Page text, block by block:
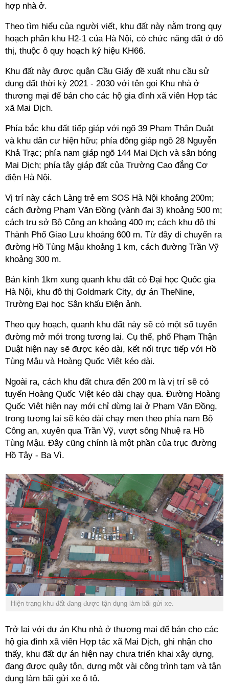
hợp nhà ở.
Theo tìm hiểu của người viết, khu đất này nằm trong quy
hoạch phân khu H2-1 của Hà Nội, có chức năng đất ở đô
thị, thuộc ô quy hoạch ký hiệu KH66.
Khu đất này được quận Cầu Giấy đề xuất nhu cầu sử
dụng đất thời kỳ 2021 - 2030 với tên gọi Khu nhà ở
thương mại để bán cho các hộ gia đình xã viên Hợp tác
xã Mai Dịch.
Phía bắc khu đất tiếp giáp với ngõ 39 Phạm Thận Duật
và khu dân cư hiện hữu; phía đông giáp ngõ 28 Nguyễn
Khả Trạc; phía nam giáp ngõ 144 Mai Dịch và sân bóng
Mai Dịch; phía tây giáp đất của Trường Cao đẳng Cơ
điện Hà Nội.
Vị trí này cách Làng trẻ em SOS Hà Nội khoảng 200m;
cách đường Phạm Văn Đồng (vành đai 3) khoảng 500 m;
cách trụ sở Bộ Công an khoảng 400 m; cách khu đô thị
Thành Phố Giao Lưu khoảng 600 m. Từ đây di chuyển ra
đường Hồ Tùng Mậu khoảng 1 km, cách đường Trần Vỹ
khoảng 300 m.
Bán kính 1km xung quanh khu đất có Đại học Quốc gia
Hà Nội, khu đô thị Goldmark City, dự án TheNine,
Trường Đại học Sân khấu Điện ảnh.
Theo quy hoạch, quanh khu đất này sẽ có một số tuyến
đường mở mới trong tương lai. Cụ thể, phố Phạm Thận
Duật hiện nay sẽ được kéo dài, kết nối trực tiếp với Hồ
Tùng Mậu và Hoàng Quốc Việt kéo dài.
Ngoài ra, cách khu đất chưa đến 200 m là vị trí sẽ có
tuyến Hoàng Quốc Việt kéo dài chạy qua. Đường Hoàng
Quốc Việt hiện nay mới chỉ dừng lại ở Phạm Văn Đồng,
trong tương lai sẽ kéo dài chạy men theo phía nam Bộ
Công an, xuyên qua Trần Vỹ, vượt sông Nhuệ ra Hồ
Tùng Mậu. Đây cũng chính là một phần của trục đường
Hồ Tây - Ba Vì.
Hiện trạng khu đất đang được tận dụng làm bãi gửi xe.
Trở lại với dự án Khu nhà ở thương mại để bán cho các
hộ gia đình xã viên Hợp tác xã Mai Dịch, ghi nhận cho
thấy, khu đất dự án hiện nay chưa triển khai xây dựng,
đang được quây tôn, dựng một vài công trình tạm và tận
dụng làm bãi gửi xe ô tô.